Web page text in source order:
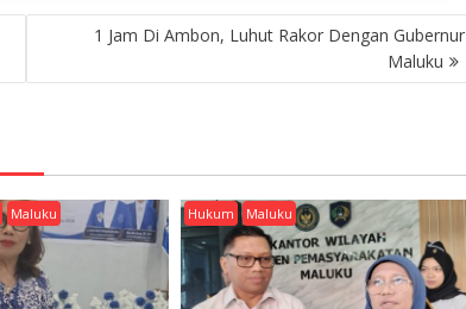
1 Jam Di Ambon, Luhut Rakor Dengan Gubernur
Maluku
Maluku Hukum Maluku